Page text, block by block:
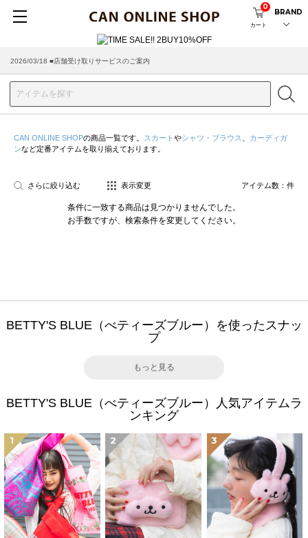
カート
0
BRAND
2026/03/18 ■店舗受け取りサービスのご案内
CAN ONLINE SHOPの商品一覧です。 スカート やシャツ・ブラウス
カーディガ
ンなど定番アイテムを取り揃えております。
さらに絞り込む 表示変更 アイテム数： 件
条件に一致する商品は見つかりませんでした。
お手数ですが、検索条件を変更してください。
BETTY'S BLUE（べティーズブルー）を使ったスナッ
プ
もっと見る
BETTY'S BLUE（べティーズブルー）人気アイテムラ
ンキング
1 2 3